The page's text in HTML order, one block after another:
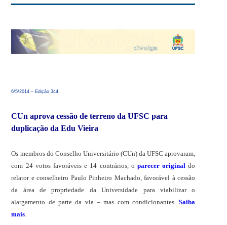
6/5/2014 – Edição 344
CUn aprova cessão de terreno da UFSC para
duplicação da Edu Vieira
Os membros do Conselho Universitário (CUn) da UFSC aprovaram,
com 24 votos favoráveis e 14 contrários, o parecer original do
relator e conselheiro Paulo Pinheiro Machado, favorável à cessão
da área de propriedade da Universidade para viabilizar o
alargamento de parte da via – mas com condicionantes.Saiba
mais